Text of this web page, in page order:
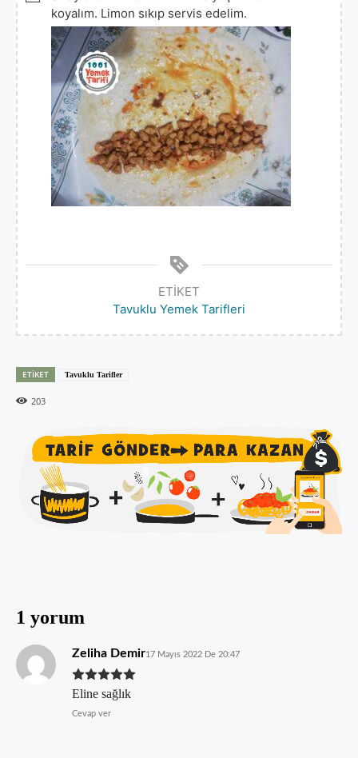
koyalım. Limon sıkıp servis edelim.
ETIKET
Tavuklu Yemek Tarifleri
ETIKET Tavuklu Tarifler
203
1 yorum
Zeliha Demir17 Mayıs 2022 De 20:47
Eline sağlık
Cevap ver